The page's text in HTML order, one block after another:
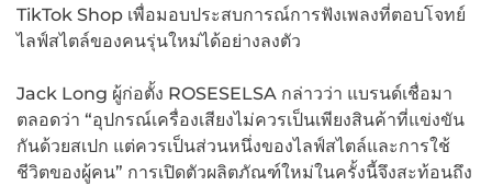
TikTok Shop เพื่อมอบประสบการณ์การฟังเพลงที่ตอบโจทย์
ไลฟ์สไตล์ของคนรุ่นใหม่ได้อย่างลงตัว
Jack Long ผู้ก่อตั้ง ROSESELSA กล่าวว่า แบรนด์เชื่อมา
ตลอดว่า “อุปกรณ์เครื่องเสียงไม่ควรเป็นเพียงสินค้าที่แข่งขัน
กันด้วยสเปก แต่ควรเป็นส่วนหนึ่งของไลฟ์สไตล์และการใช้
ชีวิตของผู้คน” การเปิดตัวผลิตภัณฑ์ใหม่ในครั้งนี้จึงสะท้อนถึง